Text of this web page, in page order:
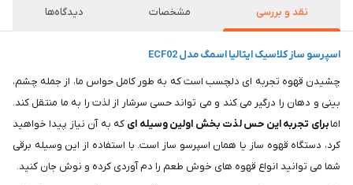
نقد و بررسی مشخصات دیدگاه‌ها
اسپرسو ساز کلاسیک ایتالیا اسمگ مدل ECF02
چشیدن قهوه تجربه ای دلچسب است که به طور کامل حواس ما، از جمله چشم،
بینی و دهان را درگیر می کند و می تواند حسی سرشار از لذت را به ما منتقل کند.
امابرای تجربه این حس لذت بخش اولین وسیله ای که به آن نیاز پیدا خواهید
کرد، دستگاه قهوه ساز یا همان اسپرسو ساز است. با استفاده از این وسیله برقی
شما می توانید انواع قهوه های خوش طعم را دم آوردی کرده و نوش جان کنید.